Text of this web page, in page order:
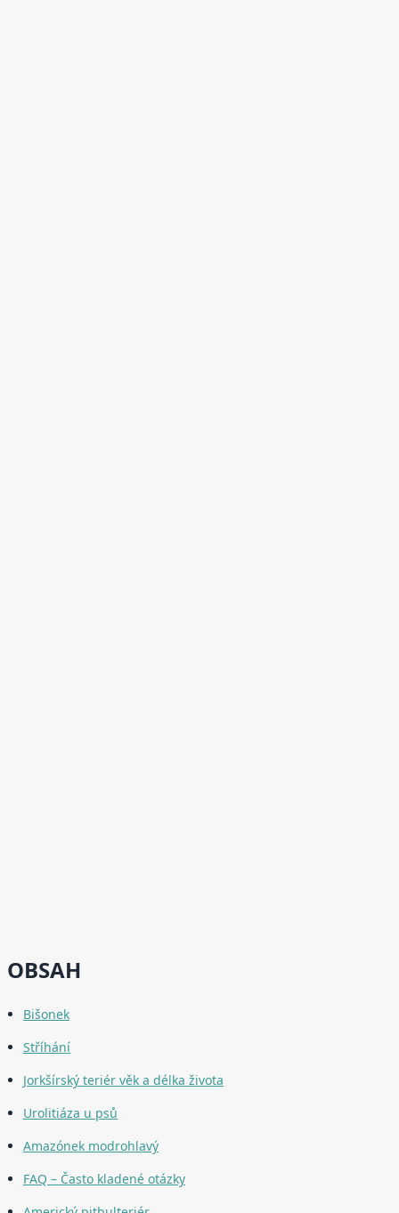
OBSAH
Bišonek
Stříhání
Jorkšírský teriér věk a délka života
Urolitiáza u psů
Amazónek modrohlavý
FAQ – Často kladené otázky